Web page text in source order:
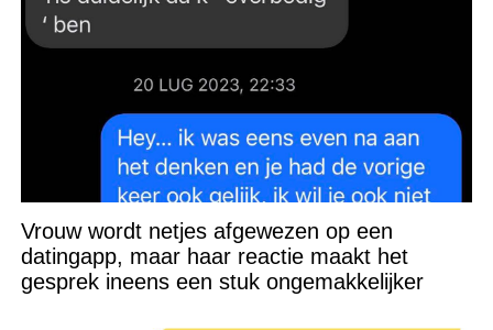
Vrouw wordt netjes afgewezen op een
datingapp, maar haar reactie maakt het
gesprek ineens een stuk ongemakkelijker